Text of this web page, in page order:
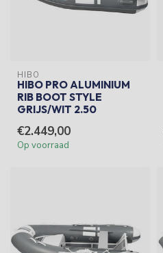
HIBO
HIBO PRO ALUMINIUM
RIB BOOT STYLE
GRIJS/WIT 2.50
€2.449,00
Op voorraad